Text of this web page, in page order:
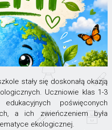
stały się doskonałą okazją
Uczniowie klas 1-3
poświęconych
a ich zwieńczeniem była
ekologicznej.